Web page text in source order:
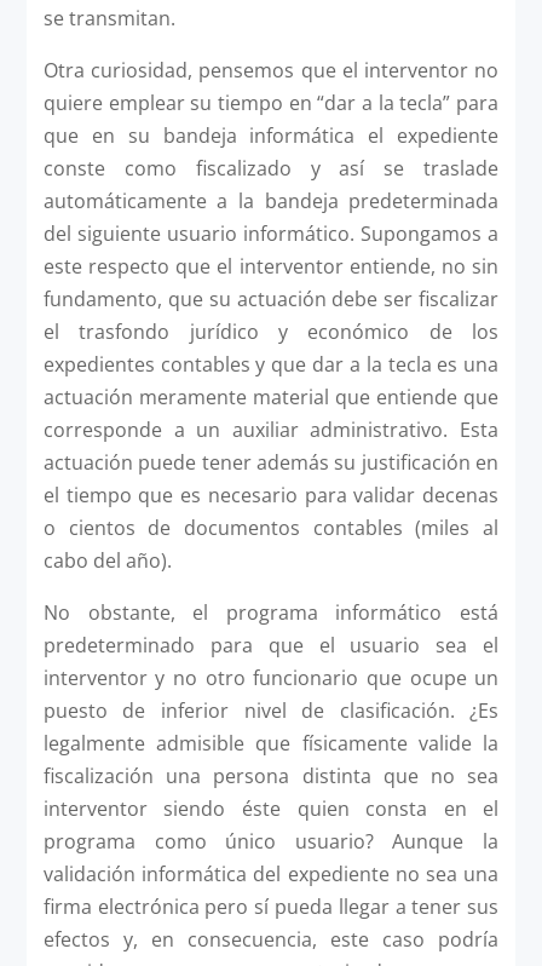
se transmitan.
Otra curiosidad, pensemos que el interventor no
quiere emplear su tiempo en “dar a la tecla” para
que en su bandeja informática el expediente
conste como fiscalizado y así se traslade
automáticamente a la bandeja predeterminada
del siguiente usuario informático. Supongamos a
este respecto que el interventor entiende, no sin
fundamento, que su actuación debe ser fiscalizar
el trasfondo jurídico y económico de los
expedientes contables y que dar a la tecla es una
actuación meramente material que entiende que
corresponde a un auxiliar administrativo. Esta
actuación puede tener además su justificación en
el tiempo que es necesario para validar decenas
o cientos de documentos contables (miles al
cabo del año).
No obstante, el programa informático está
predeterminado para que el usuario sea el
interventor y no otro funcionario que ocupe un
puesto de inferior nivel de clasificación. ¿Es
legalmente admisible que físicamente valide la
fiscalización una persona distinta que no sea
interventor siendo éste quien consta en el
programa como único usuario? Aunque la
validación informática del expediente no sea una
firma electrónica pero sí pueda llegar a tener sus
efectos y, en consecuencia, este caso podría